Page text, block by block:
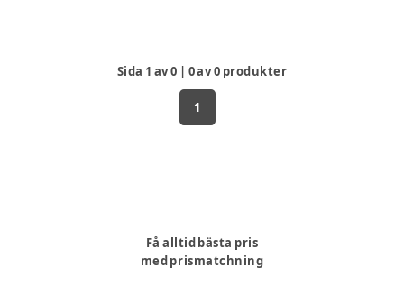
Sida 1 av0 | 0av0 produkter
1
Få alltid bästa pris
med prismatchning